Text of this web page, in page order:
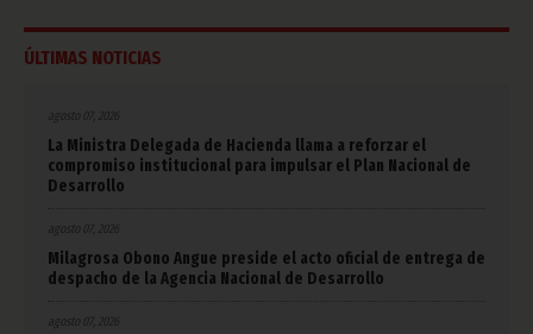
ÚLTIMAS NOTICIAS
agosto 07, 2026
La Ministra Delegada de Hacienda llama a reforzar el
compromiso institucional para impulsar el Plan Nacional de
Desarrollo
agosto 07, 2026
Milagrosa Obono Angue preside el acto oficial de entrega de
despacho de la Agencia Nacional de Desarrollo
agosto 07, 2026